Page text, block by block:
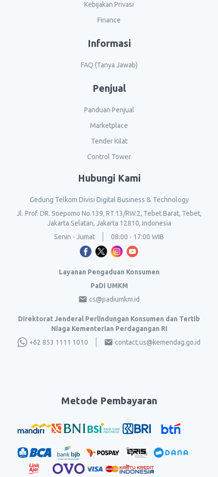
Kebijakan Privasi
Finance
Informasi
FAQ (Tanya Jawab)
Penjual
Panduan Penjual
Marketplace
Tender Kilat
Control Tower
Hubungi Kami
Gedung Telkom Divisi Digital Business & Technology
Jl. Prof. DR. Soepomo No.139, RT.13/RW.2, Tebet Barat, Tebet,
Jakarta Selatan, Jakarta 12810, Indonesia
Senin - Jumat
08:00 - 17:00 WIB
Layanan Pengaduan Konsumen
PaDi UMKM
cs@padiumkm.id
Direktorat Jenderal Perlindungan Konsumen dan Tertib
Niaga Kementerian Perdagangan RI
+62 853 1111 1010
contact.us@kemendag.go.id
Metode Pembayaran